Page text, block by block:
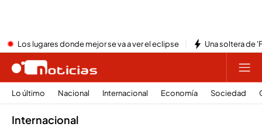
Los lugares donde mejor se va a ver el eclipse Una soltera de
Lo último Nacional Internacional Economía Sociedad
Internacional